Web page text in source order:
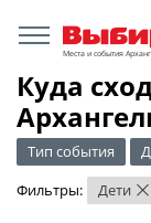
Места и события
Куда
Тип события
Фильтры:
Дети ×